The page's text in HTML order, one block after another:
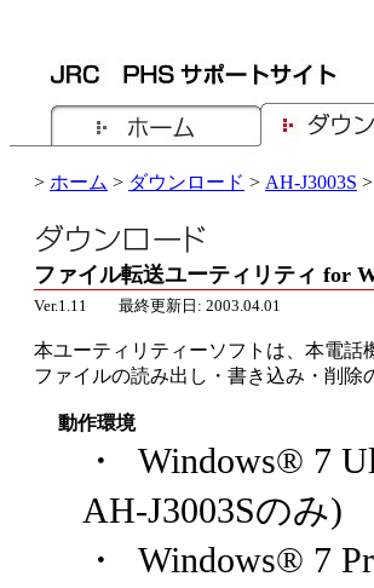
> ホーム > ダウンロード > AH-J3003S
ファイル転送ユーティリティ for
Ver.1.11 最終更新日: 2003.04.01
本ユーティリティーソフトは、本電話
ファイルの読み出し・書き込み・削除
動作環境
・ Windows® 7
AH-J3003Sのみ)
・ Windows® 7